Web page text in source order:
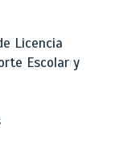
Licencia
Escolar y